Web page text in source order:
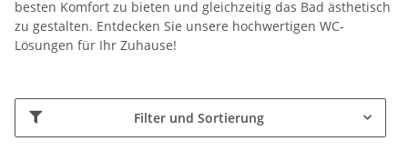
besten Komfort zu bieten und gleichzeitig das Bad ästhetisch
zu gestalten. Entdecken Sie unsere hochwertigen WC-
Lösungen für Ihr Zuhause!
Filter und Sortierung